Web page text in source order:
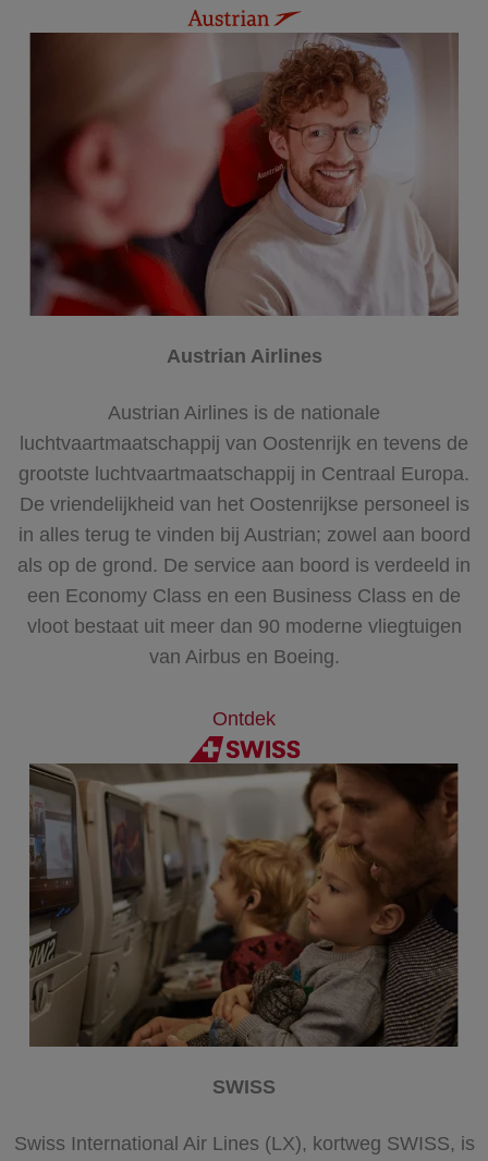
Austrian Airlines
Austrian Airlines is de nationale
luchtvaartmaatschappij van Oostenrijk en tevens de
grootste luchtvaartmaatschappij in Centraal Europa.
De vriendelijkheid van het Oostenrijkse personeel is
in alles terug te vinden bij Austrian; zowel aan boord
als op de grond. De service aan boord is verdeeld in
een Economy Class en een Business Class en de
vloot bestaat uit meer dan 90 moderne vliegtuigen
van Airbus en Boeing.
Ontdek
SWISS
Swiss International Air Lines (LX), kortweg SWISS, is